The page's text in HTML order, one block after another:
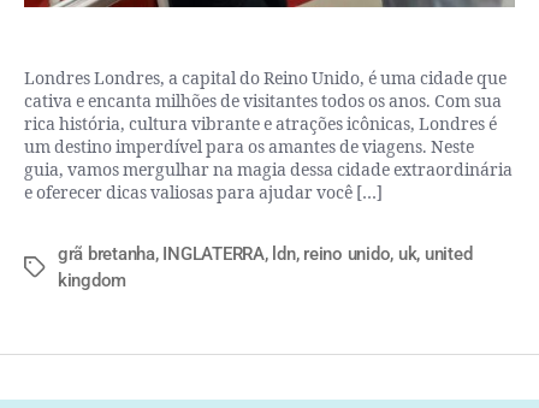
Londres Londres, a capital do Reino Unido, é uma cidade que
cativa e encanta milhões de visitantes todos os anos. Com sua
rica história, cultura vibrante e atrações icônicas, Londres é
um destino imperdível para os amantes de viagens. Neste
guia, vamos mergulhar na magia dessa cidade extraordinária
e oferecer dicas valiosas para ajudar você […]
grã bretanha, INGLATERRA, ldn, reino unido, uk, united
kingdom